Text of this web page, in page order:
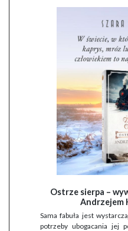
Ostrze sierpa –
Andrzejem
Sama fabuła jest
potrzeby ubogacania jej